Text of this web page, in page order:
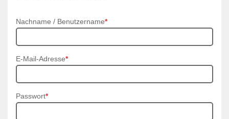
Nachname / Benutzername*
E-Mail-Adresse*
Passwort*